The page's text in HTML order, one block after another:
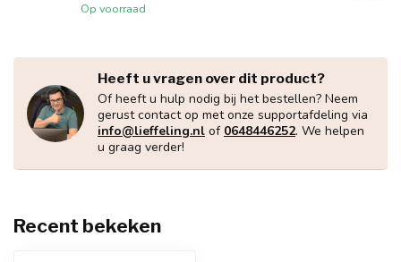
Op voorraad
Heeft u vragen over dit product?
Of heeft u hulp nodig bij het bestellen? Neem
gerust contact op met onze supportafdeling via
info@lieffeling.nl of 0648446252. We helpen
u graag verder!
Recent bekeken